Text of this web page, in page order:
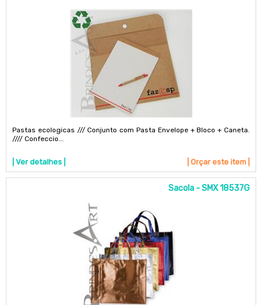
Pastas ecologicas /// Conjunto com Pasta Envelope + Bloco + Caneta.
//// Confeccio...
| Ver detalhes | | Orçar este item |
Sacola - SMX 18537G